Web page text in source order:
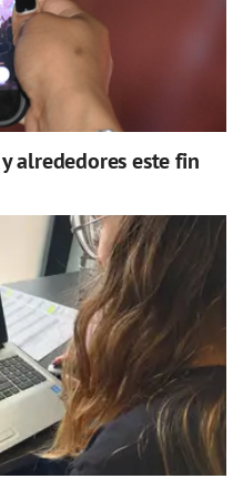
alrededores este fin